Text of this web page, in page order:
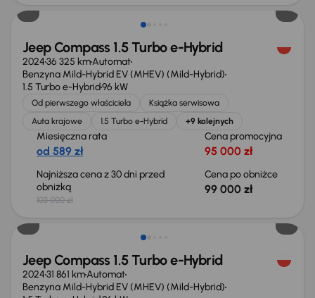
Jeep Compass 1.5 Turbo e-Hybrid
202436 325 kmAutomat
Benzyna Mild-Hybrid EV (MHEV) (Mild-Hybrid)
1.5 Turbo e-Hybrid96 kW
Od pierwszego właściciela
Książka serwisowa
Auta krajowe
1.5 Turbo e-Hybrid +9 kolejnych
Miesięczna rata
od 589 zł
Cena promocyjna
95 000 zł
Najniższa cena z 30 dni przed
obniżką
103 000 zł
Cena po obniżce
99 000 zł
Taniej o 1 000 zł
Jeep Compass 1.5 Turbo e-Hybrid
202431 861 kmAutomat
Benzyna Mild-Hybrid EV (MHEV) (Mild-Hybrid)